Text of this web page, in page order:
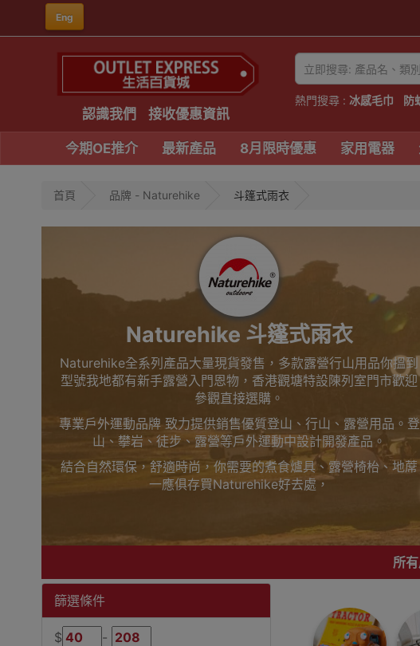
Eng
認識我們 接收優惠資訊
熱門搜尋 : 冰感毛巾 防
今期OE推介 最新產品 8月限時優惠 家用電器
首頁 品牌 - Naturehike 斗篷式雨衣
Naturehike 斗篷式雨衣
Naturehike全系列產品大量現貨發售，多款露營行山用品你搵到
型號我地都有新手露營入門恩物，香港觀塘特設陳列室門市歡迎
參觀直接選購。
專業戶外運動品牌 致力提供銷售優質登山、行山、露營用品。登
山、攀岩、徒步、露營等戶外運動中設計開發產品。
結合自然環保，舒適時尚，你需要的煮食爐具、露營椅枱、地蓆
一應俱存買Naturehike好去處，
觀塘陳列室門市選購
買滿$1000免費送貨，送到港九、新界、旺角都得，睇岩心水就
Outlet Express 生活百貨城為Naturehike香港地區代理商
Naturehike斗篷式雨衣香港銷售點
所
篩選條件
$ -